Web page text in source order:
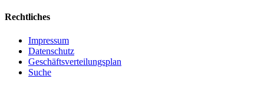
Rechtliches
Impressum
Datenschutz
Geschäftsverteilungsplan
Suche